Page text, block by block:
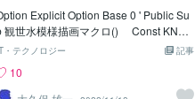
Explicit Option Base 0 ' Public Su
世水模様描画マクロ() Const KNZW
= 100 '描画開始位置Ｘ Const
KNZWCOLS = 5 '横/描画
Const KNZWROWS = 5 '縦/描
記事
・テクノロジー
10